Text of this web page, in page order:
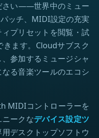
さい——世界中のミュー
ッチ、MIDI設定の充実
プリセットを閲覧・試
ます。Cloudサブスク
参加するミュージシャ
る音楽ツールのエコシ
MIDIコントローラーを
ークなデバイス設定ツ
デスクトップソフトウ